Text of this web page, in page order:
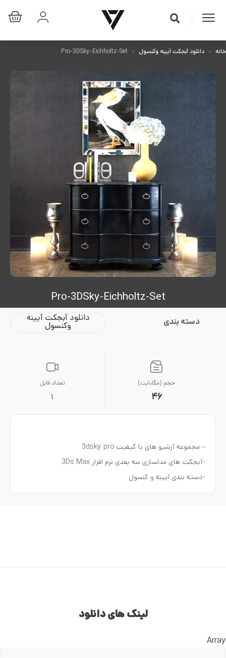
خانه دانلود آبجکت آیینه وکنسول
Pro-3DSky-Eichholtz-Set
دسته بندی دانلود آبجکت آیینه
وکنسول
حجم (مگابایت)
46
تعداد فایل
1
– مجموعه آرشیو های با کیفیت 3dsky pro
-آبجکت های مدلسازی سه بعدی نرم افزار 3Ds Max
-دسته بندی آیینه و کنسول
لینک های دانلود
Array